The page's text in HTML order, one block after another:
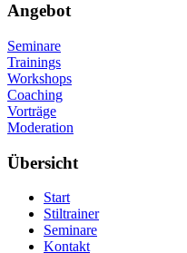
Angebot
Seminare
Trainings
Workshops
Coaching
Vorträge
Moderation
Übersicht
Start
Stiltrainer
Seminare
Kontakt